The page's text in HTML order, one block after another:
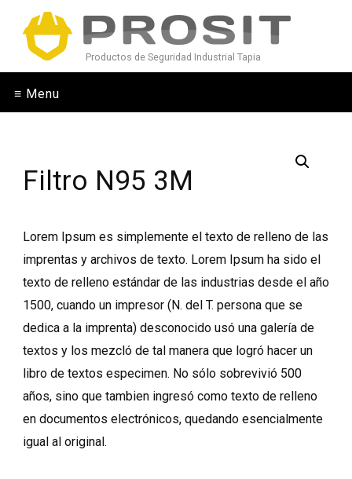
Productos de Seguridad Industrial Tapia
≡ Menu
Filtro N95 3M
Lorem Ipsum es simplemente el texto de relleno de las
imprentas y archivos de texto. Lorem Ipsum ha sido el
texto de relleno estándar de las industrias desde el año
1500, cuando un impresor (N. del T. persona que se
dedica a la imprenta) desconocido usó una galería de
textos y los mezcló de tal manera que logró hacer un
libro de textos especimen. No sólo sobrevivió 500
años, sino que tambien ingresó como texto de relleno
en documentos electrónicos, quedando esencialmente
igual al original.